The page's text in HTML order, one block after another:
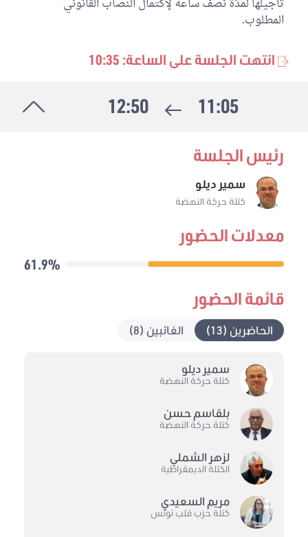
تأجيلها لمدّة نصف ساعة لإكتمال النصاب القانوني
المطلوب.
انتهت الجلسة على الساعة: 10:35
11:05
12:50
رئيس الجلسة
سمير ديلو
كتلة حركة النهضة
معدلات الحضور
61.9%
قائمة الحضور
الحاضرين (13) الغائبين (8)
سمير ديلو
كتلة حركة النهضة
بلقاسم حسن
كتلة حركة النهضة
لزهر الشملي
الكتلة الديمقراطية
مريم السعيدي
كتلة حزب قلب تونس